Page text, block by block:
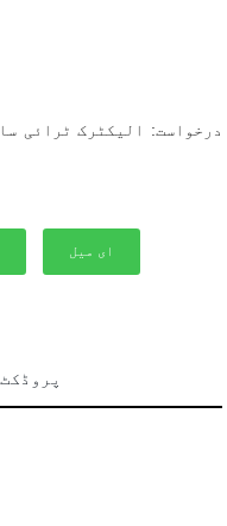
درخواست: الیکٹرک ٹرائی
ای میل